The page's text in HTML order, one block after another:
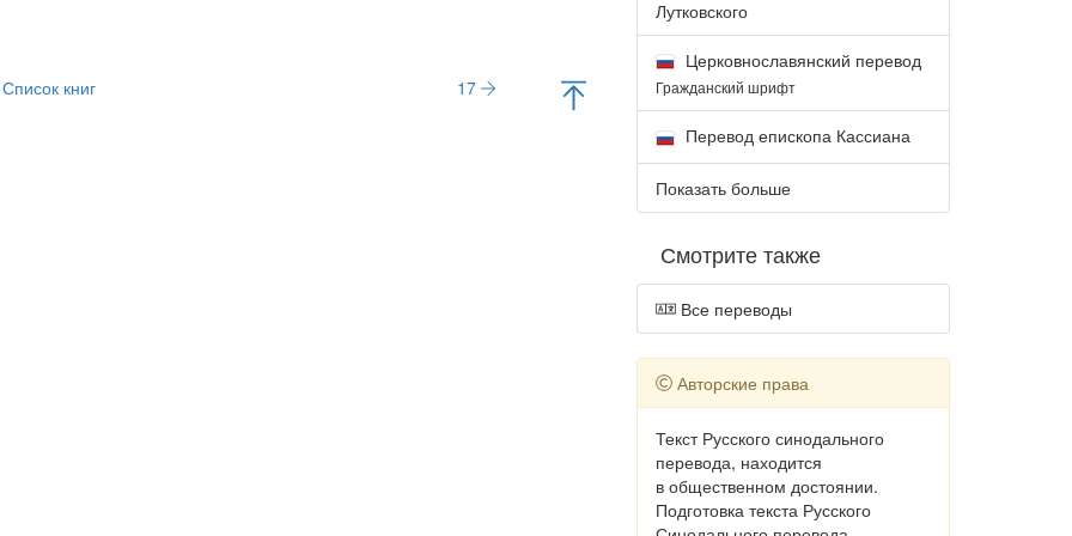
Список книг 17
Лутковского
Церковнославянский перевод
Гражданский шрифт
Перевод епископа Кассиана
Показать больше
Смотрите также
Все переводы
Авторские права
Текст Русского синодального
перевода, находится
в общественном достоянии.
Подготовка текста Русского